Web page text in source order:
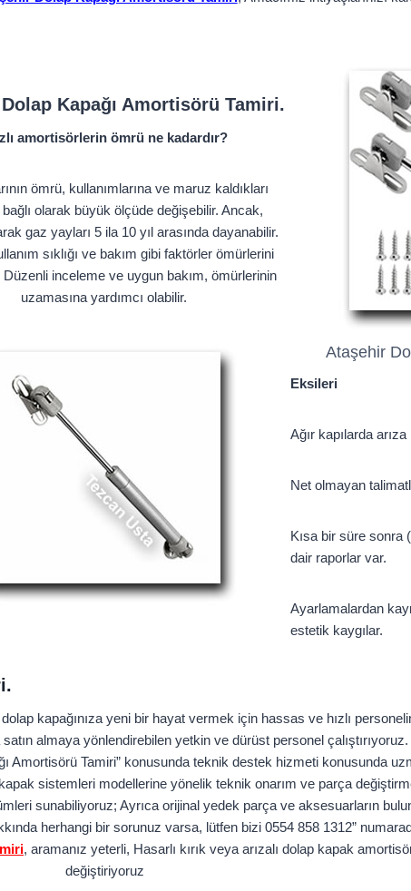
Kapağı Amortisörü Tamiri.
amortisörlerin ömrü ne kadardır?
ömrü, kullanımlarına ve maruz kaldıkları
olarak büyük ölçüde değişebilir. Ancak,
gaz yayları 5 ila 10 yıl arasında dayanabilir.
sıklığı ve bakım gibi faktörler ömürlerini
Düzenli inceleme ve uygun bakım, ömürlerinin
uzamasına yardımcı olabilir.
Ataşehir
Eksileri
Ağır kapılarda
Net olmayan
Kısa bir süre sonra
dair raporlar var.
Ayarlamalardan
estetik kaygılar.
kapağınıza yeni bir hayat vermek için hassas ve hızlı
almaya yönlendirebilen yetkin ve dürüst personel
Tamiri” konusunda teknik destek hizmeti konusunda
sistemleri modellerine yönelik teknik onarım ve parça
sunabiliyoruz; Ayrıca orijinal yedek parça ve aksesuarların
herhangi bir sorunuz varsa, lütfen bizi 0554 858 1312”
, aramanız yeterli, Hasarlı kırık veya arızalı dolap kapak
değiştiriyoruz